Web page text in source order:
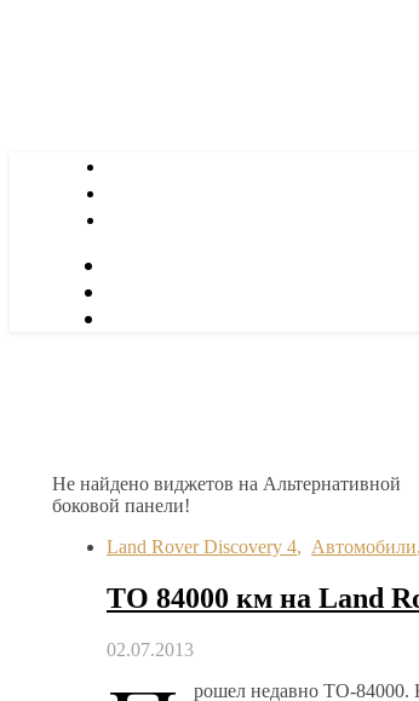
Не найдено виджетов на Альтернативной
боковой панели!
Land Rover Discovery 4, Автомобили
ТО 84000 км на Land
02.07.2013
рошел недавно ТО-84000.